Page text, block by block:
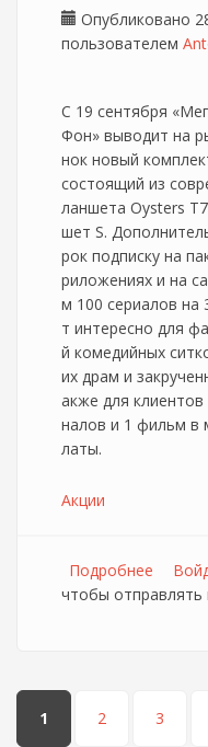
Опубликовано
пользователем
С 19 сентября
Фон» выводит на
нок новый
состоящий из
ланшета Oysters
шет S.
рок подписку на
риложениях и на
м 100 сериалов на
т интересно для
й комедийных
их драм и
акже для
налов и 1 фильм в
латы.
Акции
Подробнее о
чтобы отправлять
Страницы
1 2 3